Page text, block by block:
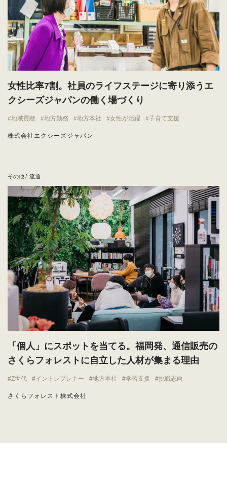
女性比率7割。社員のライフステージに寄り添うエ
クシーズジャパンの働く場づくり
地域貢献 地方勤務 地方本社 女性が活躍 子育て支援
株式会社エクシーズジャパン
その他 流通
「個人」にスポットを当てる。福岡発、通信販売の
さくらフォレストに自立した人材が集まる理由
Z世代 イントレプレナー 地方本社 学習支援 挑戦志向
さくらフォレスト株式会社